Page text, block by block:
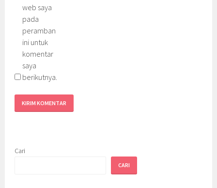
web saya
pada
peramban
ini untuk
komentar
saya
berikutnya.
Cari
CARI